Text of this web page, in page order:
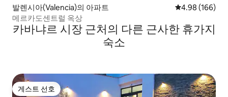
발렌시아(Valencia)의 아파트 평점 4.98점(5
4.98 (166)
메르카도센트럴 옥상
카바냐르 시장 근처의 다른 근사한 휴가지
숙소
게스트 선호
게스트 선호